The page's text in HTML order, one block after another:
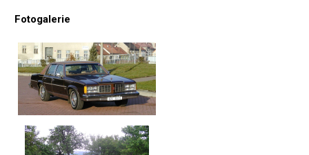
Fotogalerie